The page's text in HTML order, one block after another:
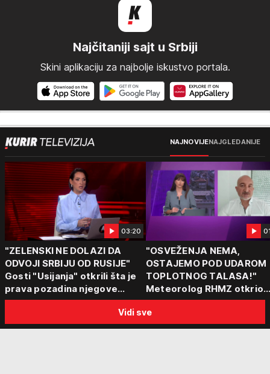
Najčitaniji sajt u Srbiji
Skini aplikaciju za najbolje iskustvo portala.
NAJNOVIJENAJGLEDANIJE
03:20
"ZELENSKI NE DOLAZI DA
ODVOJI SRBIJU OD RUSIJE"
Gosti "Usijanja" otkrili šta je
prava pozadina njegove
posete Beogradu
"OSVEŽENJA NEMA,
OSTAJEMO POD UDAROM
TOPLOTNOG TALASA!"
Meteorolog RHMZ otkrio
kakvo vreme nas čeka do
kraja avgusta
Vidi sve